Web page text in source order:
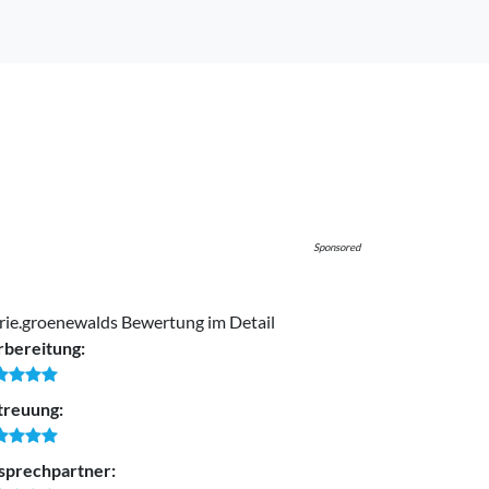
Sponsored
Bewertung im Detail